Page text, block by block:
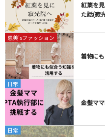
紅葉を
た話(寂
恵美'sファッション
着物に
日常
金髪マ
日常